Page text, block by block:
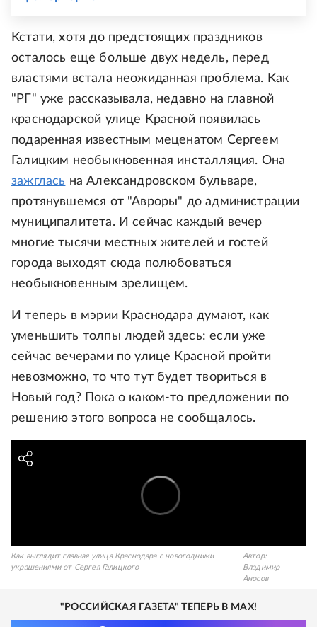
Кстати, хотя до предстоящих праздников
осталось еще больше двух недель, перед
властями встала неожиданная проблема. Как
"РГ" уже рассказывала, недавно на главной
краснодарской улице Красной появилась
подаренная известным меценатом Сергеем
Галицким необыкновенная инсталляция. Она
зажглась на Александровском бульваре,
протянувшемся от "Авроры" до администрации
муниципалитета. И сейчас каждый вечер
многие тысячи местных жителей и гостей
города выходят сюда полюбоваться
необыкновенным зрелищем.
И теперь в мэрии Краснодара думают, как
уменьшить толпы людей здесь: если уже
сейчас вечерами по улице Красной пройти
невозможно, то что тут будет твориться в
Новый год? Пока о каком-то предложении по
решению этого вопроса не сообщалось.
Как выглядит главная улица Краснодара с новогодними
украшениями от Сергея Галицкого
Автор:
Владимир
Аносов
"РОССИЙСКАЯ ГАЗЕТА" ТЕПЕРЬ В MAX!